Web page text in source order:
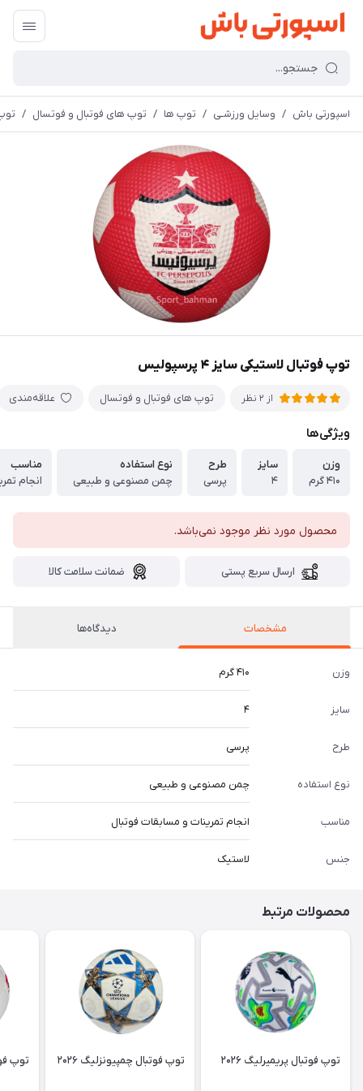
اسپورتی باش / وسایل ورزشـی / توپ ها / توپ های فوتبال و فوتسال / توپ
توپ فوتبال لاستیکی سایز ۴ پرسپولیس
از 2 نظر توپ های فوتبال و فوتسال علاقه‌مندی
ویژگی‌ها
وزن
۴۱۰ گرم
سایز
۴
طرح
پرسی
نوع استفاده
چمن مصنوعی و طبیعی
مناسب
انجام
محصول مورد نظر موجود نمی‌باشد.
ارسال سریع پستی ضمانت سلامت کالا
مشخصات دیدگاه‌ها
وزن ۴۱۰ گرم
سایز ۴
طرح پرسی
نوع استفاده چمن مصنوعی و طبیعی
مناسب انجام تمرینات و مسابقات فوتبال
جنس لاستیک
محصولات مرتبط
توپ فوتبال پریمیرلیگ ۲۰۲۶ توپ فوتبال چمپیونزلیگ ۲۰۲۶ توپ